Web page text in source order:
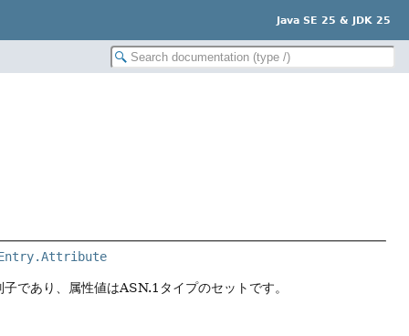
Java SE 25 & JDK 25
であり、属性値はASN.1タイプのセットです。